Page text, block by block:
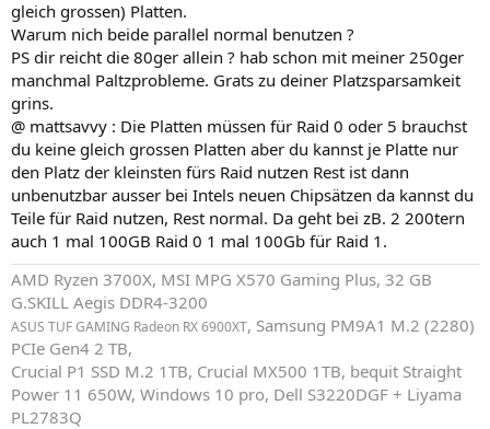
gleich grossen) Platten.
Warum nich beide parallel normal benutzen ?
PS dir reicht die 80ger allein ? hab schon mit meiner 250ger
manchmal Paltzprobleme. Grats zu deiner Platzsparsamkeit
grins.
@ mattsavvy : Die Platten müssen für Raid 0 oder 5 brauchst
du keine gleich grossen Platten aber du kannst je Platte nur
den Platz der kleinsten fürs Raid nutzen Rest ist dann
unbenutzbar ausser bei Intels neuen Chipsätzen da kannst du
Teile für Raid nutzen, Rest normal. Da geht bei zB. 2 200tern
auch 1 mal 100GB Raid 0 1 mal 100Gb für Raid 1.
AMD Ryzen 3700X, MSI MPG X570 Gaming Plus, 32 GB
G.SKILL Aegis DDR4-3200
ASUS TUF GAMING Radeon RX 6900XT, Samsung PM9A1 M.2 (2280)
PCIe Gen4 2 TB,
Crucial P1 SSD M.2 1TB, Crucial MX500 1TB, bequit Straight
Power 11 650W, Windows 10 pro, Dell S3220DGF + Liyama
PL2783Q